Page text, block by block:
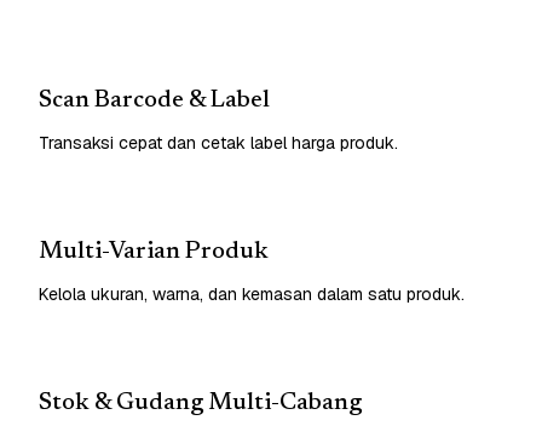
Scan Barcode & Label
Transaksi cepat dan cetak label harga produk.
Multi-Varian Produk
Kelola ukuran, warna, dan kemasan dalam satu produk.
Stok & Gudang Multi-Cabang